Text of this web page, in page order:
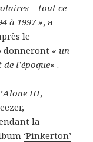
– tout ce
à 1997 », a
le
donneront « un
l’époque« .
Alone III,
la
‘Pinkerton’